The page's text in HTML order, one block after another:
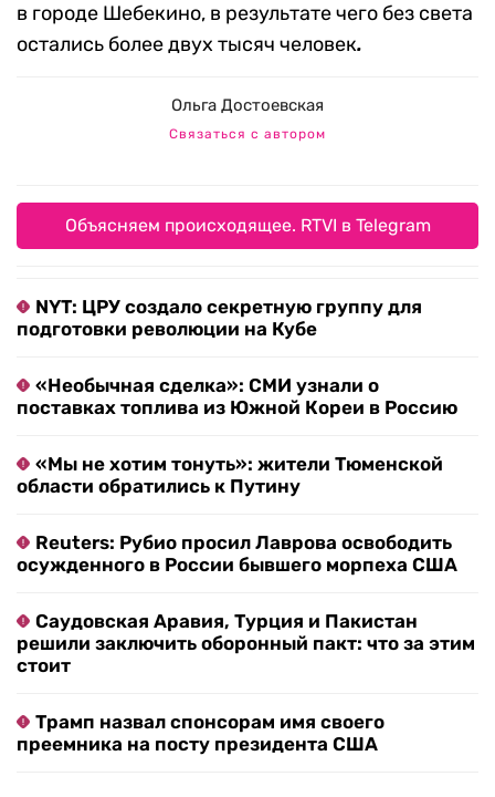
в городе Шебекино, в результате чего без света
остались более двух тысяч человек.
Ольга Достоевская
Связаться с автором
Объясняем происходящее. RTVI в Telegram
NYT: ЦРУ создало секретную группу для
подготовки революции на Кубе
«Необычная сделка»: СМИ узнали о
поставках топлива из Южной Кореи в Россию
«Мы не хотим тонуть»: жители Тюменской
области обратились к Путину
Reuters: Рубио просил Лаврова освободить
осужденного в России бывшего морпеха США
Саудовская Аравия, Турция и Пакистан
решили заключить оборонный пакт: что за этим
стоит
Трамп назвал спонсорам имя своего
преемника на посту президента США